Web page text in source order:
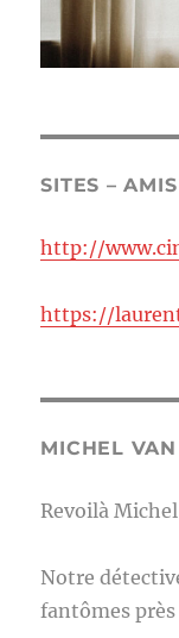
SITES – AMIS
http://
https://
MICHEL
Revoilà
Notre
fantômes